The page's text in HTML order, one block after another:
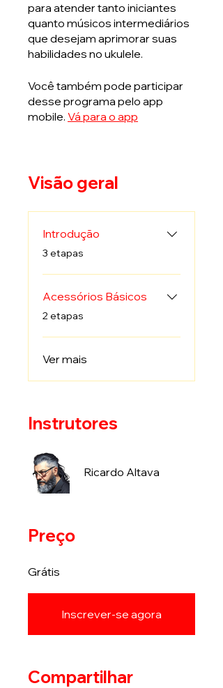
para atender tanto iniciantes
quanto músicos intermediários
que desejam aprimorar suas
habilidades no ukulele.
Você também pode participar
desse programa pelo app
mobile. Vá para o app
Visão geral
Introdução
.3 etapas
Acessórios Básicos
.2 etapas
Ver mais
Instrutores
Ricardo Altava
Preço
Grátis
Inscrever-se agora
Compartilhar